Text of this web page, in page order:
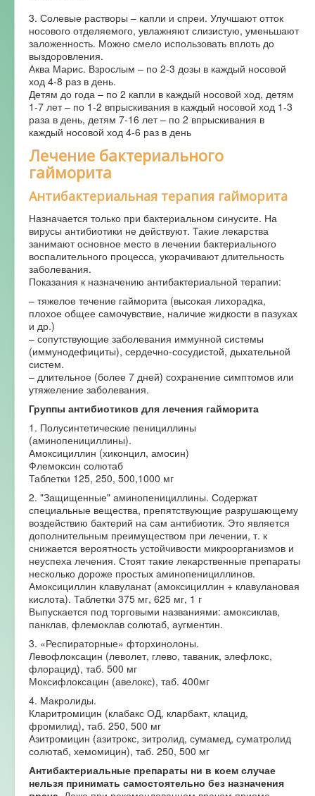
3. Солевые растворы – капли и спреи. Улучшают отток
носового отделяемого, увлажняют слизистую, уменьшают
заложенность. Можно смело использовать вплоть до
выздоровления.
Аква Марис. Взрослым – по 2-3 дозы в каждый носовой
ход 4-8 раз в день.
Детям до года – по 2 капли в каждый носовой ход, детям
1-7 лет – по 1-2 впрыскивания в каждый носовой ход 1-3
раза в день, детям 7-16 лет – по 2 впрыскивания в
каждый носовой ход 4-6 раз в день
Лечение бактериального
гайморита
Антибактериальная терапия гайморита
Назначается только при бактериальном синусите. На
вирусы антибиотики не действуют. Такие лекарства
занимают основное место в лечении бактериального
воспалительного процесса, укорачивают длительность
заболевания.
Показания к назначению антибактериальной терапии:
– тяжелое течение гайморита (высокая лихорадка,
плохое общее самочувствие, наличие жидкости в пазухах
и др.)
– сопутствующие заболевания иммунной системы
(иммунодефициты), сердечно-сосудистой, дыхательной
систем.
– длительное (более 7 дней) сохранение симптомов или
утяжеление заболевания.
Группы антибиотиков для лечения гайморита
1. Полусинтетические пенициллины
(аминопенициллины).
Амоксициллин (хиконцил, амосин)
Флемоксин солютаб
Таблетки 125, 250, 500,1000 мг
2. "Защищенные" аминопенициллины. Содержат
специальные вещества, препятствующие разрушающему
воздействию бактерий на сам антибиотик. Это является
дополнительным преимуществом при лечении, т. к
снижается вероятность устойчивости микроорганизмов и
неуспеха лечения. Стоят такие лекарственные препараты
несколько дороже простых аминопенициллинов.
Амоксициллин клавуланат (амоксициллин + клавулановая
кислота). Таблетки 375 мг, 625 мг, 1 г
Выпускается под торговыми названиями: амоксиклав,
панклав, флемоклав солютаб, аугментин.
3. «Респираторные» фторхинолоны.
Левофлоксацин (леволет, глево, таваник, элефлокс,
флорацид), таб. 500 мг
Моксифлоксацин (авелокс), таб. 400мг
4. Макролиды.
Кларитромицин (клабакс ОД, кларбакт, клацид,
фромилид), таб. 250, 500 мг
Азитромицин (азитрокс, зитролид, сумамед, суматролид
солютаб, хемомицин), таб. 250, 500 мг
Антибактериальные препараты ни в коем случае
нельзя принимать самостоятельно без назначения